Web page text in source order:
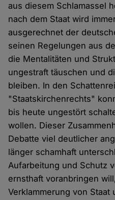
aus diesem Schlamassel
nach dem Staat wird
ausgerechnet der
seinen Regelungen aus
die Mentalitäten und
ungestraft täuschen und
bleiben. In den
"Staatskirchenrechts"
bis heute ungestört
wollen. Dieser
Debatte viel deutlicher
länger schamhaft
Aufarbeitung und Schutz
ernsthaft voranbringen
Verklammerung von